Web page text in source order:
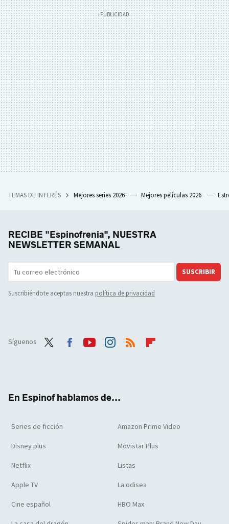
TEMAS DE INTERÉS Mejores series 2026 Mejores películas 2026
RECIBE "Espinofrenia", NUESTRA
NEWSLETTER SEMANAL
SUSCRIBIR
Suscribiéndote aceptas nuestra política de privacidad
Síguenos
En Espinof hablamos de...
Series de ficción Amazon Prime Video
Disney plus Movistar Plus
Netflix Listas
Apple TV La odisea
Cine español HBO Max